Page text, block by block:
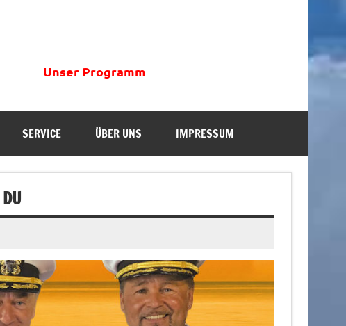
Unser Programm
SERVICE ÜBER UNS IMPRESSUM